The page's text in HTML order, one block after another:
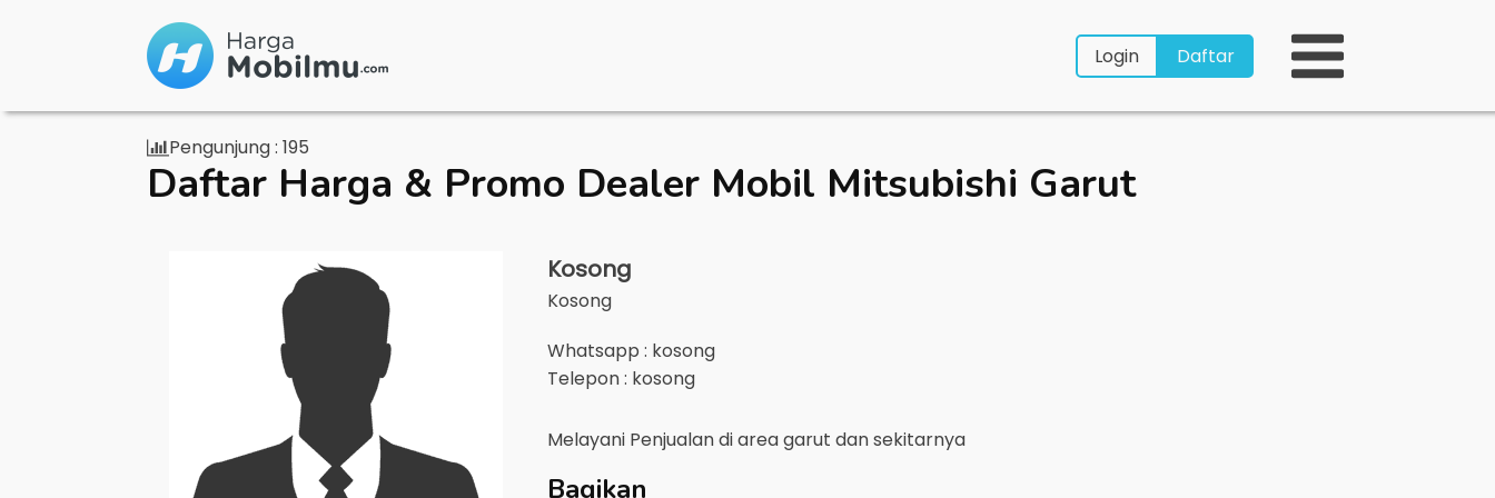
Login Daftar
Pengunjung : 195
Daftar Harga & Promo Dealer Mobil Mitsubishi Garut
Kosong
Kosong
Whatsapp : kosong
Telepon : kosong
Melayani Penjualan di areagarut dan sekitarnya
Bagikan